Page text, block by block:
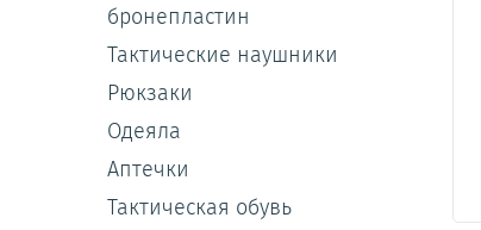
бронепластин
Тактические наушники
Рюкзаки
Одеяла
Аптечки
Тактическая обувь